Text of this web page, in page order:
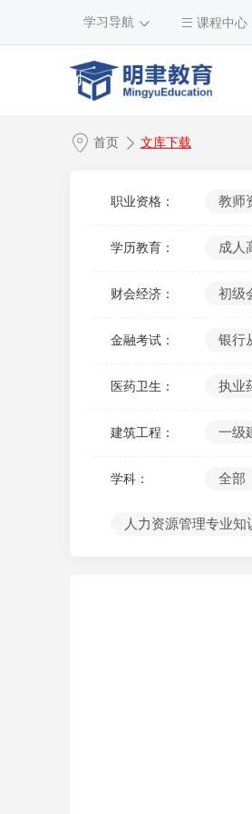
学习导航 课程中心
首页 文库下载
职业资格： 教师
学历教育： 成人
财会经济： 初级
金融考试： 银行
医药卫生： 执业
建筑工程： 一级
学科： 全部
人力资源管理专业知